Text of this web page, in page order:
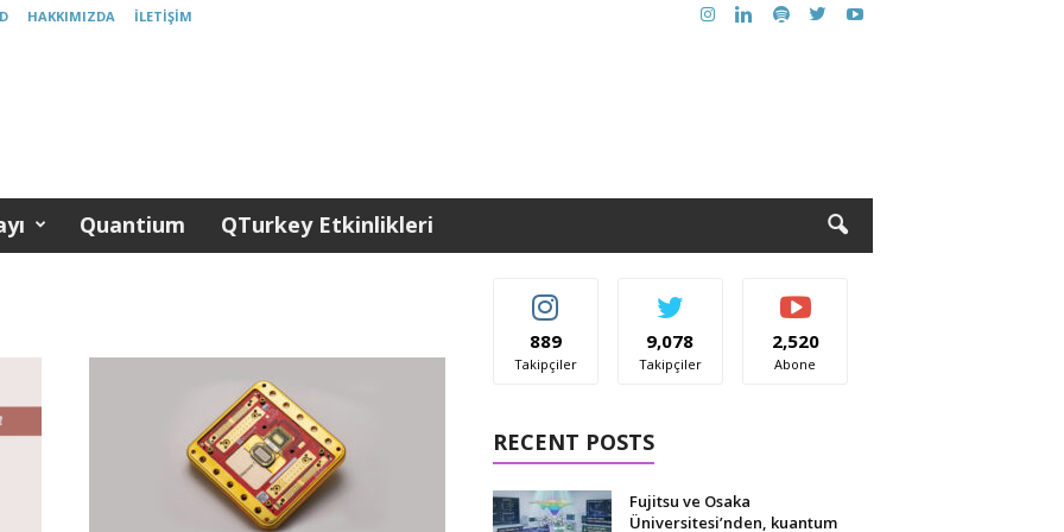
HAKKIMIZDA İLETIŞIM
Quantium QTurkey Etkinlikleri
889
Takipçiler
9,078
Takipçiler
2,520
Abone
RECENT POSTS
Fujitsu ve Osaka
Üniversitesi’nden, kuantum